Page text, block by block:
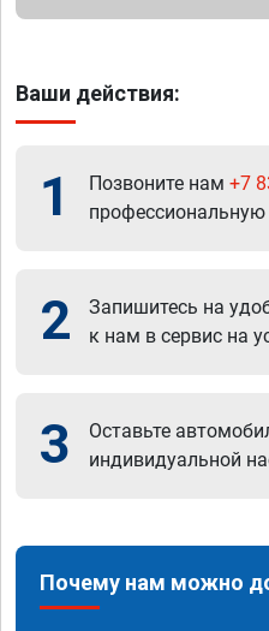
Ваши действия:
1 Позвоните нам +7
2
Запишитесь на
к нам в сервис на
3
Оставьте
индивидуальной
Почему нам можно